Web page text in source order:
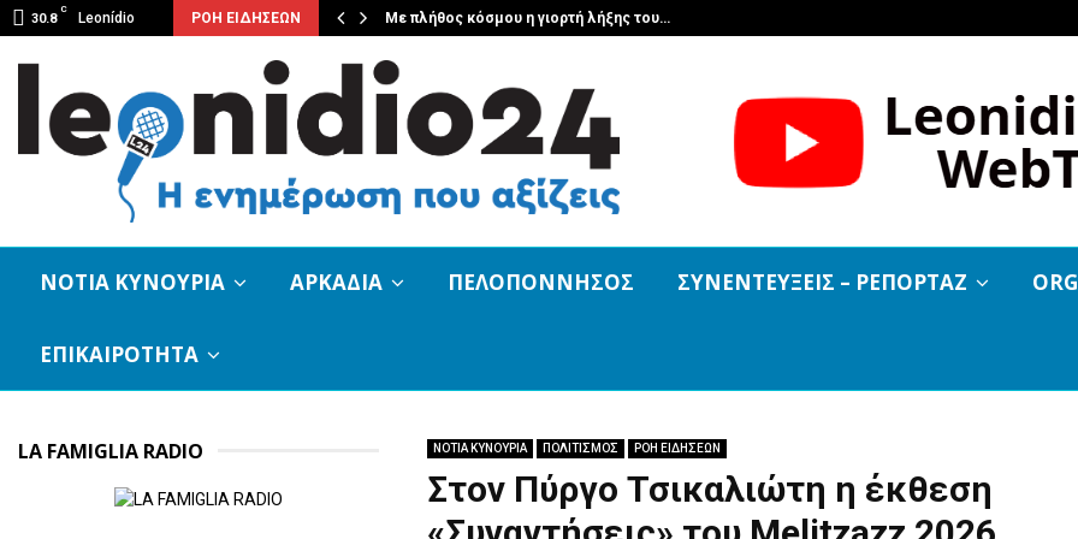
30.8
C
Leonídio ΡΟΗ ΕΙΔΗΣΕΩΝ
επέστρεψε ξανά… Με πλήθος κόσμου η γιορτή λήξης του…
ΝΟΤΙΑ ΚΥΝΟΥΡΙΑ ΑΡΚΑΔΙΑ ΠΕΛΟΠΟΝΝΗΣΟΣ ΣΥΝΕΝΤΕΥΞΕΙΣ – ΡΕΠΟΡΤΑΖ
ΕΠΙΚΑΙΡΟΤΗΤΑ
ΝΟΤΙΑ ΚΥΝΟΥΡΙΑ ΠΟΛΙΤΙΣΜΟΣ ΡΟΗ ΕΙΔΗΣΕΩΝ
Στον Πύργο Τσικαλιώτη η έκθεση
LA FAMIGLIA RADIO